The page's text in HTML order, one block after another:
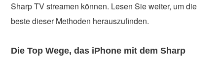
Sharp TV streamen können. Lesen Sie weiter, um die
beste dieser Methoden herauszufinden.
Die Top Wege, das iPhone mit dem Sharp